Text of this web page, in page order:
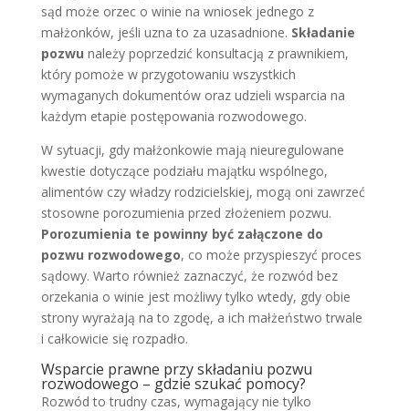
sąd może orzec o winie na wniosek jednego z
małżonków, jeśli uzna to za uzasadnione. Składanie
pozwu należy poprzedzić konsultacją z prawnikiem,
który pomoże w przygotowaniu wszystkich
wymaganych dokumentów oraz udzieli wsparcia na
każdym etapie postępowania rozwodowego.
W sytuacji, gdy małżonkowie mają nieuregulowane
kwestie dotyczące podziału majątku wspólnego,
alimentów czy władzy rodzicielskiej, mogą oni zawrzeć
stosowne porozumienia przed złożeniem pozwu.
Porozumienia te powinny być załączone do
pozwu rozwodowego, co może przyspieszyć proces
sądowy. Warto również zaznaczyć, że rozwód bez
orzekania o winie jest możliwy tylko wtedy, gdy obie
strony wyrażają na to zgodę, a ich małżeństwo trwale
i całkowicie się rozpadło.
Wsparcie prawne przy składaniu pozwu
rozwodowego – gdzie szukać pomocy?
Rozwód to trudny czas, wymagający nie tylko